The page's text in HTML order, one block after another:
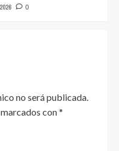
0
no será publicada.
con*